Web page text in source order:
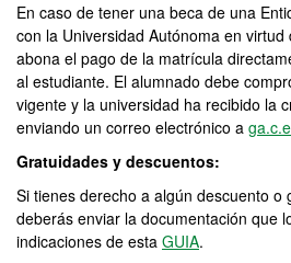
En caso de tener una beca de una
con la Universidad Autónoma en virtud
abona el pago de la matrícula
al estudiante. El alumnado debe
vigente y la universidad ha recibido la
enviando un correo electrónico a
Gratuidades y descuentos:
Si tienes derecho a algún descuento o
deberás enviar la documentación que
indicaciones de esta GUIA.